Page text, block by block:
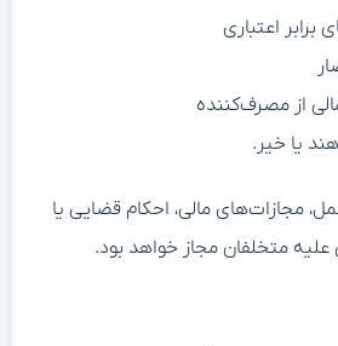
اعتباری
از مصرف‌کننده
یا خیر.
مجازات‌های مالی، احکام قضایی یا
علیه متخلفان مجاز خواهد بود.